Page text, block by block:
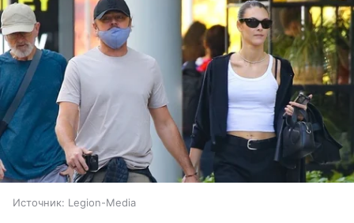
Источник: Legion-Media